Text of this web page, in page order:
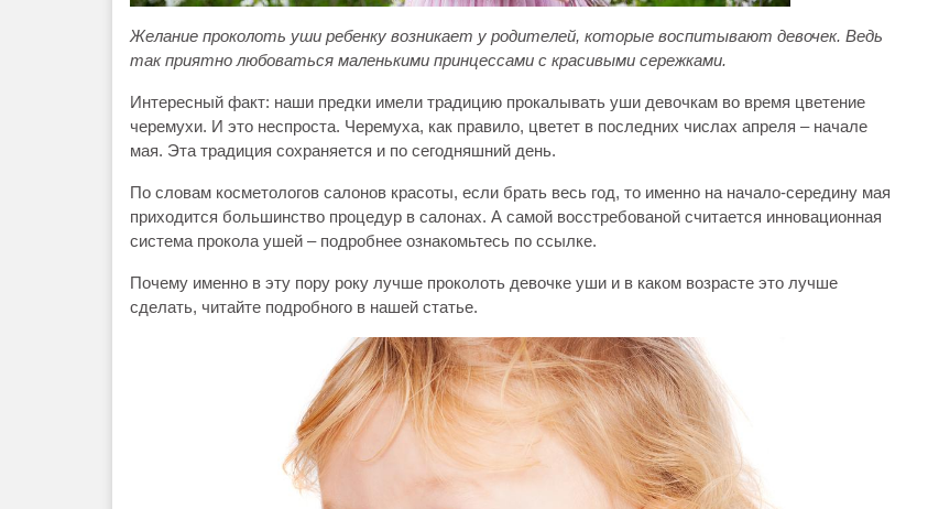
Желание проколоть уши ребенку возникает у родителей, которые воспитывают девочек. Ведь
так приятно любоваться маленькими принцессами с красивыми сережками.
Интересный факт: наши предки имели традицию прокалывать уши девочкам во время цветение
черемухи. И это неспроста. Черемуха, как правило, цветет в последних числах апреля – начале
мая. Эта традиция сохраняется и по сегодняшний день.
По словам косметологов салонов красоты, если брать весь год, то именно на начало-середину мая
приходится большинство процедур в салонах. А самой восстребованой считается инновационная
система прокола ушей – подробнее ознакомьтесь по ссылке.
Почему именно в эту пору року лучше проколоть девочке уши и в каком возрасте это лучше
сделать, читайте подробного в нашей статье.